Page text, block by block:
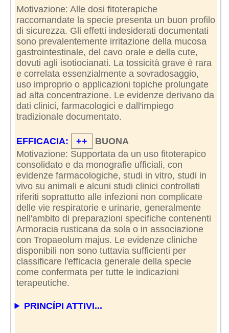
Motivazione: Alle dosi fitoterapiche
raccomandate la specie presenta un buon profilo
di sicurezza. Gli effetti indesiderati documentati
sono prevalentemente irritazione della mucosa
gastrointestinale, del cavo orale e della cute,
dovuti agli isotiocianati. La tossicità grave è rara
e correlata essenzialmente a sovradosaggio,
uso improprio o applicazioni topiche prolungate
ad alta concentrazione. Le evidenze derivano da
dati clinici, farmacologici e dall'impiego
tradizionale documentato.
EFFICACIA: ++
BUONA
Motivazione: Supportata da un uso fitoterapico
consolidato e da monografie ufficiali, con
evidenze farmacologiche, studi in vitro, studi in
vivo su animali e alcuni studi clinici controllati
riferiti soprattutto alle infezioni non complicate
delle vie respiratorie e urinarie, generalmente
nell'ambito di preparazioni specifiche contenenti
Armoracia rusticana da sola o in associazione
con Tropaeolum majus. Le evidenze cliniche
disponibili non sono tuttavia sufficienti per
classificare l'efficacia generale della specie
come confermata per tutte le indicazioni
terapeutiche.
PRINCÍPI ATTIVI...